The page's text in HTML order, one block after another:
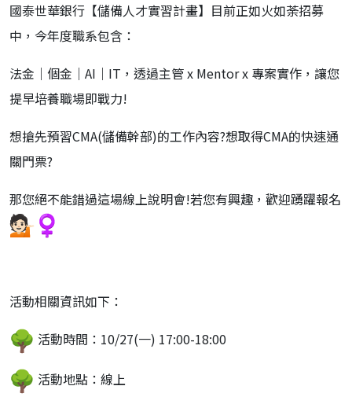
國泰世華銀行【儲備人才實習計畫】目前正如火如荼招募
中， 今年度職系包含：
法金｜個金｜AI｜IT，透過主管 x Mentor x 專案實作，讓您
提早培養職場即戰力!
想搶先預習CMA(儲備幹部)的工作內容?想取得CMA的快速通
關門票?
那您絕不能錯過這場線上說明會!若您有興趣，歡迎踴躍報名
活動相關資訊如下：
活動時間：10/27(一) 17:00-18:00
活動地點：線上